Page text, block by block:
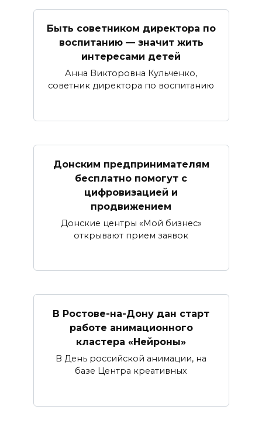
Быть советником директора по
воспитанию — значит жить
интересами детей
Анна Викторовна Кульченко,
советник директора по воспитанию
Донским предпринимателям
бесплатно помогут с
цифровизацией и
продвижением
Донские центры «Мой бизнес»
открывают прием заявок
В Ростове-на-Дону дан старт
работе анимационного
кластера «Нейроны»
В День российской анимации, на
базе Центра креативных